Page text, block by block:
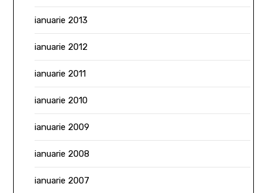
ianuarie 2013
ianuarie 2012
ianuarie 2011
ianuarie 2010
ianuarie 2009
ianuarie 2008
ianuarie 2007